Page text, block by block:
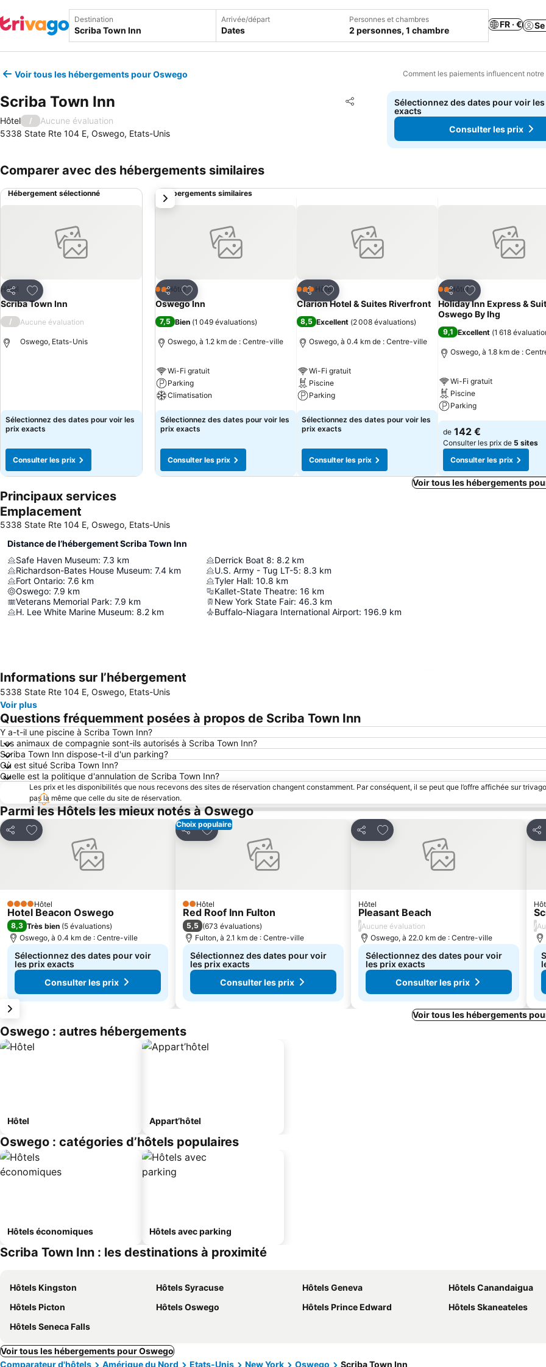
Destination Arrivée/départ
Dates
Personnes et chambres
2 personnes, 1 chambre
FR · €
Voir tous les hébergements pour Oswego Comment les paiements influencent
Scriba Town Inn Partager
Ajouter à mes favoris
Hôtel /
Aucune évaluation
5338 State Rte 104 E, Oswego, Etats-Unis
Sélectionnez des dates pour voir
exacts
Consulter les prix
Comparer avec des hébergements similaires
Hébergement sélectionné
Partager
Ajouter à mes favoris
Hôtel
Scriba Town Inn
/ Aucune évaluation
Oswego, Etats-Unis
Sélectionnez des dates pour voir les
prix exacts
Consulter les prix
Hébergements similaires
Partager
Ajouter à mes favoris
2 Étoiles
Hôtel
Oswego Inn
7,5 Bien (1 049 évaluations)
Oswego, à 1.2 km de : Centre-ville
Wi-Fi gratuit
Parking
Climatisation
Sélectionnez des dates pour voir les
prix exacts
Consulter les prix
Partager
Ajouter à mes favoris
3 ÉtoilesHôtel
Clarion Hotel & Suites Riverfront
8,5 Excellent (2 008 évaluations)
Oswego, à 0.4 km de : Centre-ville
Wi-Fi gratuit
Piscine
Parking
Sélectionnez des dates pour voir les
prix exacts
Consulter les prix
Partager
Ajouter à mes
2 Étoiles
Hôtel
Holiday Inn Express &
Oswego By Ihg
9,1 Excellent (1 618
Oswego, à 1.8 km de :
Wi-Fi gratuit
Piscine
Parking
de 142 €
Consulter les prix de 5 sites
Consulter les prix
suivant
Voir tous les hébergements
Principaux services
Emplacement
5338 State Rte 104 E, Oswego, Etats-Unis
Distance de l’hébergement Scriba Town Inn
Safe Haven Museum: 7.3 km
Richardson-Bates House Museum: 7.4 km
Fort Ontario: 7.6 km
Oswego: 7.9 km
Veterans Memorial Park: 7.9 km
H. Lee White Marine Museum: 8.2 km
Derrick Boat 8: 8.2 km
U.S. Army - Tug LT-5: 8.3 km
Tyler Hall: 10.8 km
Kallet-State Theatre: 16 km
New York State Fair: 46.3 km
Buffalo-Niagara International Airport: 196.9 km
Informations sur l’hébergement
5338 State Rte 104 E, Oswego, Etats-Unis
Voir plus
Questions fréquemment posées à propos de Scriba Town Inn
Y a-t-il une piscine à Scriba Town Inn?
Les animaux de compagnie sont-ils autorisés à Scriba Town Inn?
Scriba Town Inn dispose-t-il d'un parking?
Où est situé Scriba Town Inn?
Quelle est la politique d'annulation de Scriba Town Inn?
Les prix et les disponibilités que nous recevons des sites de réservation changent constamment. Par conséquent, il se peut que l’offre affichée sur
pas la même que celle du site de réservation.
Parmi les Hôtels les mieux notés à Oswego
Partager
Ajouter à mes favoris
4 ÉtoilesHôtel
Hotel Beacon Oswego
8,3 Très bien (5 évaluations)
Oswego, à 0.4 km de : Centre-ville
Sélectionnez des dates pour voir
les prix exacts
Consulter les prix
Choix populaire
Partager
Ajouter à mes favoris
2 Étoiles
Hôtel
Red Roof Inn Fulton
5,5 (673 évaluations)
Fulton, à 2.1 km de : Centre-ville
Sélectionnez des dates pour voir
les prix exacts
Consulter les prix
Partager
Ajouter à mes favoris
Hôtel
Pleasant Beach
/Aucune évaluation
Oswego, à 22.0 km de : Centre-ville
Sélectionnez des dates pour voir
les prix exacts
Consulter les prix
/
Voir tous les hébergements
Oswego : autres hébergements
Hôtel Appart’hôtel
Oswego : catégories d’hôtels populaires
Hôtels économiques Hôtels avec parking
Scriba Town Inn : les destinations à proximité
Hôtels Kingston Hôtels Syracuse Hôtels Geneva
Hôtels Canandaigua
Hôtels Picton
Hôtels Oswego Hôtels Prince Edward
Hôtels Skaneateles
Hôtels Seneca Falls
Voir tous les hébergements pour Oswego
Comparateur d'hôtels
Amérique du Nord Etats-Unis New York Oswego Scriba Town Inn